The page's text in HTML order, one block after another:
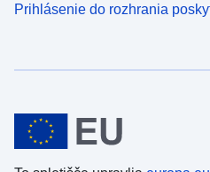
Prihlásenie do rozhrania